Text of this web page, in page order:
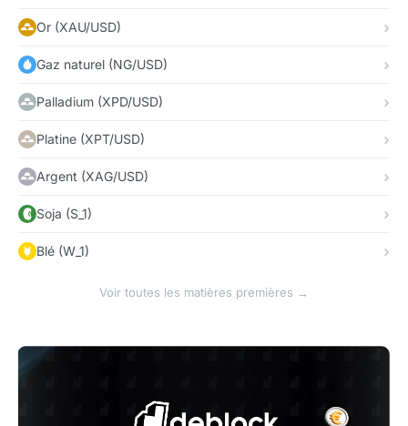
Or (XAU/USD)
Gaz naturel (NG/USD)
Palladium (XPD/USD)
Platine (XPT/USD)
Argent (XAG/USD)
Soja (S_1)
Blé (W_1)
Voir toutes les matières premières →